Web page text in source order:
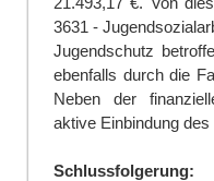
3631 -
Jugendschutz
ebenfalls durch die
Neben der
aktive Einbindung
Schlussfolgerung: